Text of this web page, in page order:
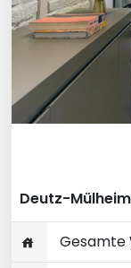
Deutz-
Gesamte